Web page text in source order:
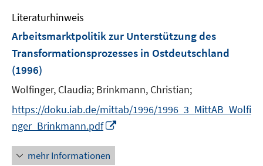
n
m
e
n
t
r
ö
f
Literaturhinweis
Arbeitsmarktpolitik zur Unterstützung des
Transformationsprozesses in Ostdeutschland
(1996)
Wolfinger, Claudia; Brinkmann, Christian;
https://doku.iab.de/mittab/1996/1996_3_MittAB_Wolfi
nger_Brinkmann.pdf
mehr Informationen